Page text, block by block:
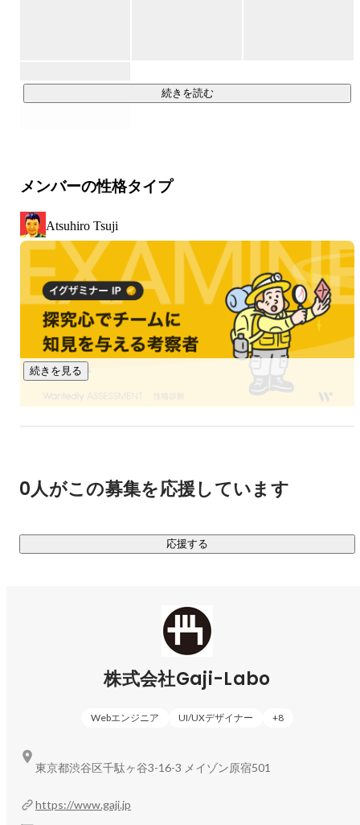
【主にこんなことをしています】
・言われた作業をするのではなく、事業成長に寄与するため
のチームワークを発揮
【どんな会社と仕事をしているか】
・スタートアップ シード〜シリーズA：41.7%
・スタートアップのシリーズB以降：11.1%
・上場企業：19.4%
・上場企業子会社の新規事業：5.6%
・その他事業会社：22.2%
（直近3年間の売上に対する一次請け比率：90%越）
Gaji-Labo の仕事の多くは、上記のような「これから事業を伸
続きを読む
メンバーの性格タイプ
Atsuhiro Tsuji
続きを見る
0人がこの募集を応援しています
応援する
株式会社Gaji-Labo
Webエンジニア UI/UXデザイナー +8
https://www.gaji.jp
東京都渋谷区千駄ヶ谷3-16-3 メイゾン原宿501